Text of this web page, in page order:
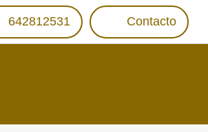
642812531 Contacto